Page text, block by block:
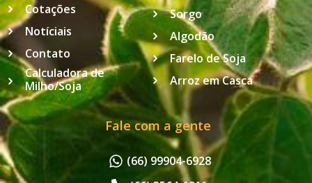
Cotações
Notíciais
Contato
Calculadora de
Milho/Soja
Sorgo
Algodão
Farelo de Soja
Arroz em Casca
Fale com a gente
(66) 99904-6928